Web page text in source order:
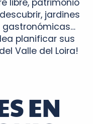
libre, patrimonio
jardines
gastronómicas…
planificar sus
Valle del Loira!
EN